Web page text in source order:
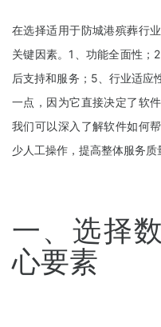
在选择适用于防城港殡葬行
关键因素。1、功能全面性；
后支持和服务；5、行业适应
一点，因为它直接决定了软
我们可以深入了解软件如何
少人工操作，提高整体服务质
一、选择
心要素